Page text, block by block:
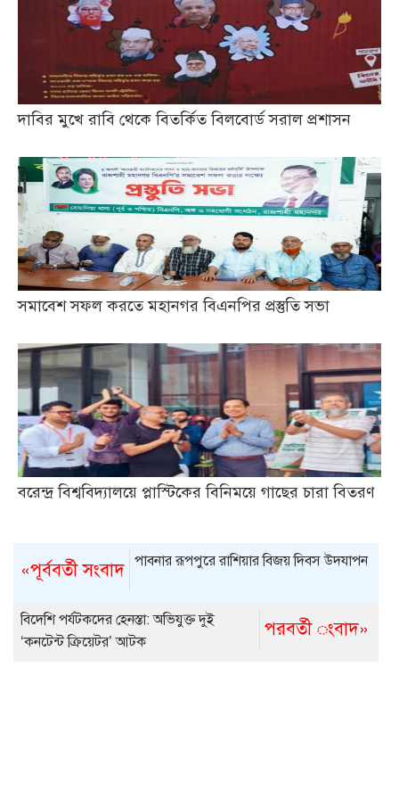
দাবির মুখে রাবি থেকে বিতর্কিত বিলবোর্ড সরাল প্রশাসন
সমাবেশ সফল করতে মহানগর বিএনপির প্রস্তুতি সভা
বরেন্দ্র বিশ্ববিদ্যালয়ে প্লাস্টিকের বিনিময়ে গাছের চারা বিতরণ
«পূর্ববর্তী সংবাদ পাবনার রূপপুরে রাশিয়ার বিজয় দিবস উদযাপন
পরবর্তী ংবাদ»
বিদেশি পর্যটকদের হেনস্তা: অভিযুক্ত দুই
‘কনটেন্ট ক্রিয়েটর’ আটক